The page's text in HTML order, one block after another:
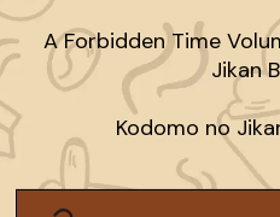
A Forbidden Time
Jikan
Kodomo no